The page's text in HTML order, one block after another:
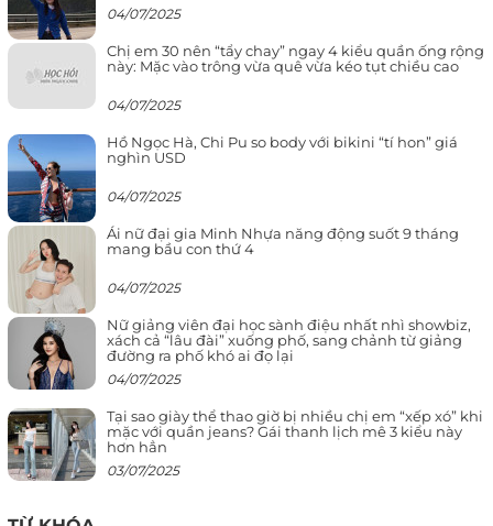
04/07/2025
Chị em 30 nên “tẩy chay” ngay 4 kiểu quần ống rộng
này: Mặc vào trông vừa quê vừa kéo tụt chiều cao
04/07/2025
Hồ Ngọc Hà, Chi Pu so body với bikini “tí hon” giá
nghìn USD
04/07/2025
Ái nữ đại gia Minh Nhựa năng động suốt 9 tháng
mang bầu con thứ 4
04/07/2025
Nữ giảng viên đại học sành điệu nhất nhì showbiz,
xách cả “lâu đài” xuống phố, sang chảnh từ giảng
đường ra phố khó ai đọ lại
04/07/2025
Tại sao giày thể thao giờ bị nhiều chị em “xếp xó” khi
mặc với quần jeans? Gái thanh lịch mê 3 kiểu này
hơn hẳn
03/07/2025